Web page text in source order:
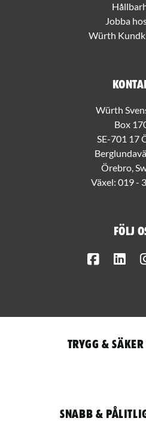
Jobba
Würth
Würth
Box
SE-701 17
Örebro,
Växel: 019 -
Följ
Trygg &
Snabb &